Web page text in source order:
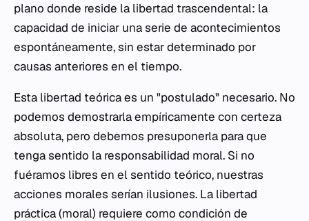
plano donde reside la libertad trascendental: la
capacidad de iniciar una serie de acontecimientos
espontáneamente, sin estar determinado por
causas anteriores en el tiempo.
Esta libertad teórica es un "postulado" necesario. No
podemos demostrarla empíricamente con certeza
absoluta, pero debemos presuponerla para que
tenga sentido la responsabilidad moral. Si no
fuéramos libres en el sentido teórico, nuestras
acciones morales serían ilusiones. La libertad
práctica (moral) requiere como condición de